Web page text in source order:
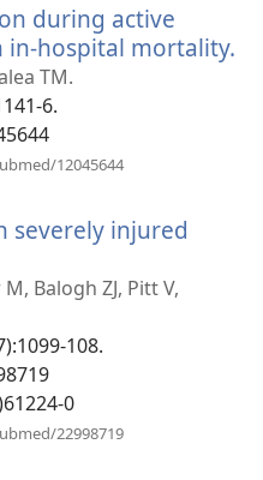
during active
hospital mortality.
TM.
6.
12045644
severely injured
Balogh ZJ, Pitt V,
108.
0
22998719